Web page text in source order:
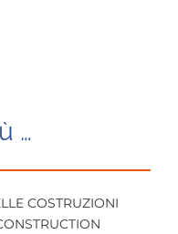
…
COSTRUZIONI